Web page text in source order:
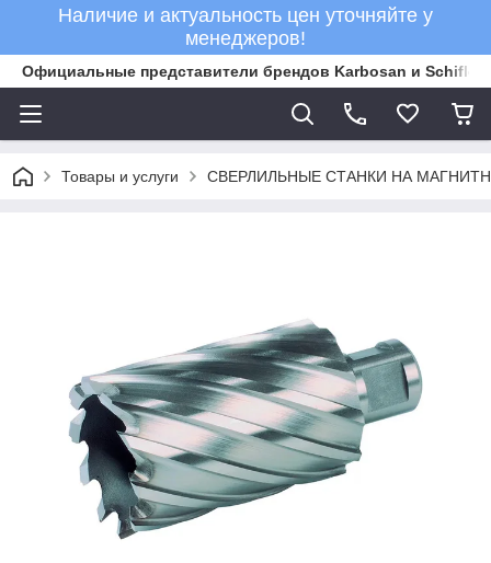
Наличие и актуальность цен уточняйте у
менеджеров!
Официальные представители брендов Karbosan и Schifler
Товары и услуги СВЕРЛИЛЬНЫЕ СТАНКИ НА